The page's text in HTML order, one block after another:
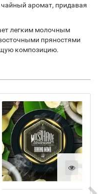
аромат, придавая
легким молочным
пряностями
композицию.